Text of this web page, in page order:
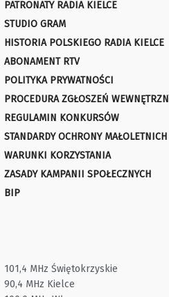
PATRONATY RADIA KIELCE
STUDIO GRAM
HISTORIA POLSKIEGO RADIA KIELCE
ABONAMENT RTV
POLITYKA PRYWATNOŚCI
PROCEDURA ZGŁOSZEŃ
REGULAMIN KONKURSÓW
STANDARDY OCHRONY MAŁOLETNICH
WARUNKI KORZYSTANIA
ZASADY KAMPANII SPOŁECZNYCH
BIP
101,4 MHz Świętokrzyskie
90,4 MHz Kielce